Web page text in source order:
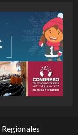
Regionales